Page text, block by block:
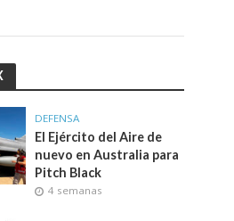
DEFENSA
El Ejército del Aire de
nuevo en Australia para
Pitch Black
4 semanas